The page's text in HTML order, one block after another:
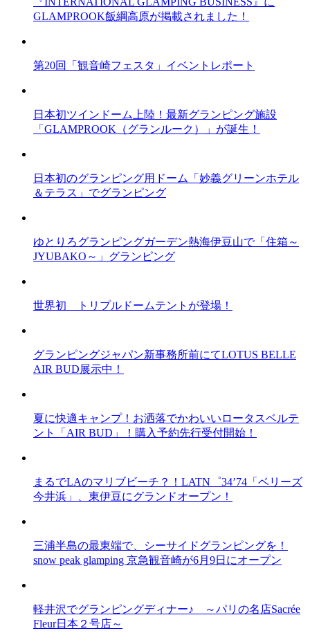
GLAMPROOK飯綱高原が掲載されました！
第20回「観音崎フェスタ」イベントレポート
日本初ツインドーム上陸！最新グランピング施設
「GLAMPROOK（グランルーク）」が誕生！
日本初のグランピング用ドーム「妙義グリーンホテル
＆テラス」でグランピング
ゆとりろグランピングガーデン熱海伊豆山で「住箱～
JYUBAKO～」グランピング
世界初 トリプルドームテントが登場！
グランピングジャパン新事務所前にてLOTUS BELLE
AIR BUD展示中！
夏に快適キャンプ！お洒落でかわいいロータスベルテ
ント「AIR BUD」！購入予約先行受付開始！
まるでLAのマリブビーチ？！LATN゜34’74「ベリーズ
今井浜」、東伊豆にグランドオープン！
三浦半島の最東端で、シーサイドグランピングを！
snow peak glamping 京急観音崎が6月9日にオープン
軽井沢でグランピングディナー♪ ～パリの名店Sacrée
Fleur日本２号店～